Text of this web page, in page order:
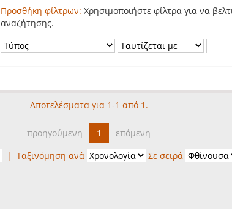
Προσθήκη φίλτρων: Χρησιμοποιήστε φίλτρα για να
αναζήτησης.
Αποτελέσματα για 1-1 από 1.
προηγούμενη 1
επόμενη
|Ταξινόμηση ανά Σε σειρά